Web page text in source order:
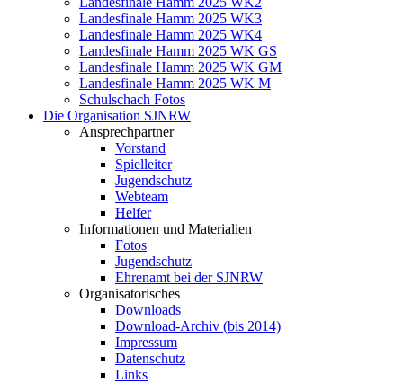
Landesfinale Hamm 2025 WK3
Landesfinale Hamm 2025 WK4
Landesfinale Hamm 2025 WK GS
Landesfinale Hamm 2025 WK GM
Landesfinale Hamm 2025 WK M
Schulschach Fotos
Die Organisation SJNRW
Ansprechpartner
Vorstand
Spielleiter
Jugendschutz
Webteam
Helfer
Informationen und Materialien
Fotos
Jugendschutz
Ehrenamt bei der SJNRW
Organisatorisches
Downloads
Download-Archiv (bis 2014)
Impressum
Datenschutz
Links